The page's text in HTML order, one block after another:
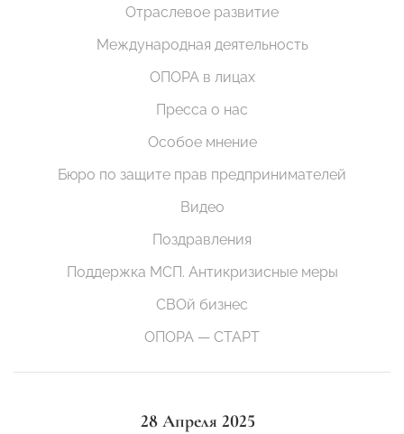
Отраслевое развитие
Международная деятельность
ОПОРА в лицах
Пресса о нас
Особое мнение
Бюро по защите прав предпринимателей
Видео
Поздравления
Поддержка МСП. Антикризисные меры
СВОй бизнес
ОПОРА — СТАРТ
28 Апреля 2025